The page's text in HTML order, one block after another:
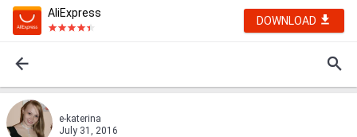
AliExpress
DOWNLOAD
e-katerina
July 31, 2016